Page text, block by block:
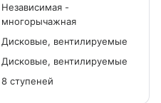
Независимая -
многорычажная
Дисковые, вентилируемые
Дисковые, вентилируемые
8 ступеней